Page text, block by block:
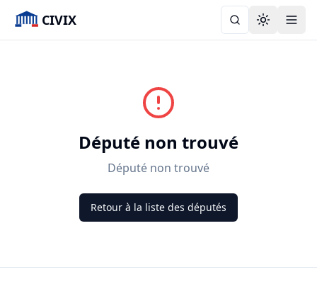
CIVIX Toggle
Député non trouvé
Député non trouvé
Retour à la liste des députés